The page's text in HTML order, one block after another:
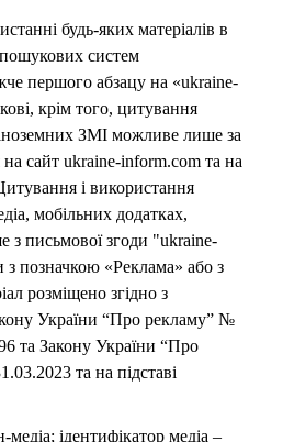
будь-яких матеріалів в
пошукових систем
першого абзацу на «ukraine-
крім того, цитування
іноземних ЗМІ можливе лише за
сайт ukraine-inform.com та на
і використання
мобільних додатках,
письмової згоди "ukraine-
позначкою «Реклама» або з
розміщено згідно з
України “Про рекламу” №
та Закону України “Про
та на підставі
ідентифікатор медіа –